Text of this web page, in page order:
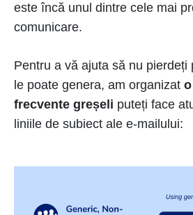
este încă unul dintre cele mai
comunicare.
Pentru a vă ajuta să nu pierdeți
le poate genera, am organizat
frecvente greșeli puteți face
liniile de subiect ale e-mailului: